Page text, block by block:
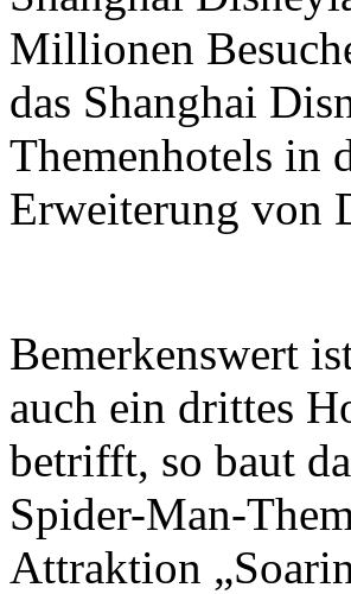
Millionen
das Shanghai
Themenhotels in
Erweiterung von
Bemerkenswert
auch ein drittes
betrifft, so baut
Spider-Man-
Attraktion